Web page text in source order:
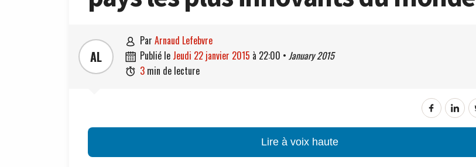
AL
 par Arnaud Lefebvre
 publié le jeudi 22 janvier 2015 à 22:00 • January 2015
 3 min de lecture
Lire à voix haute